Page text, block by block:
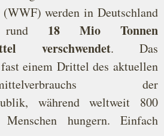
werden in Deutschland
rund 18 Mio Tonnen
verschwendet. Das
einem Drittel des aktuellen
der
während weltweit 800
hungern. Einfach